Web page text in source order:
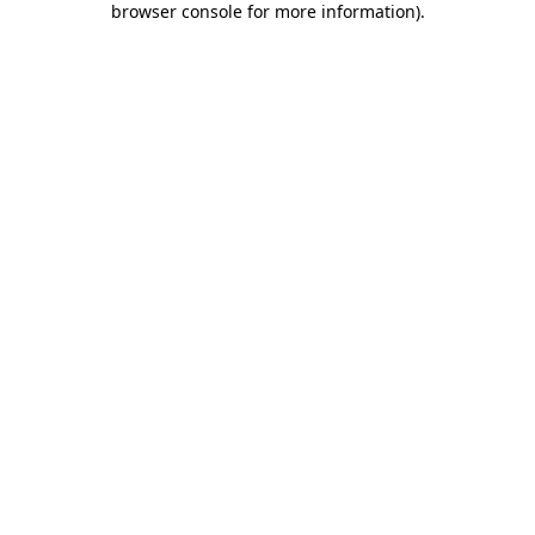
browser console for more information).